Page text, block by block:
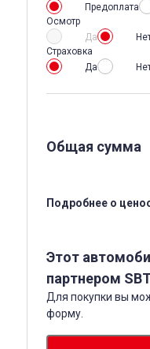
Предоплата
Осмотр
Да
Страховка
Да
Общая сумма
Подробнее о
Этот
партнером
Для покупки вы
форму.